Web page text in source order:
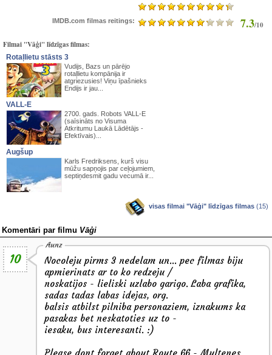
IMDB.com filmas reitings: 7.3/10
Filmai "Vāģi" līdzīgas filmas:
Rotaļlietu stāsts 3
Vudijs, Bazs un pārējo
rotaļlietu kompānija ir
atgriezusies! Viņu īpašnieks
Endijs ir jau...
VALL-E
2700. gads. Robots VALL-E
(saīsināts no Visuma
Atkritumu Laukā Lādētājs -
Efektīvais)...
Augšup
Karls Fredriksens, kurš visu
mūžu sapņojis par ceļojumiem,
septiņdesmit gadu vecumā ir...
visas filmai "Vāģi" līdzīgas filmas (15)
Komentāri par filmu Vāģi
10
Aunz
Nocoleju pirms 3 nedelam un... pec filmas biju
apmierinats ar to ko redzeju /
noskatijos - lieliski uzlabo garigo. Laba grafika,
sadas tadas labas idejas, org.
balsis atbilst pilniba personaziem, iznakums ka
pasakas bet neskatoties uz to -
iesaku, bus interesanti. :)